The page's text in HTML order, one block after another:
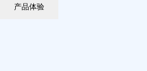
产品体验